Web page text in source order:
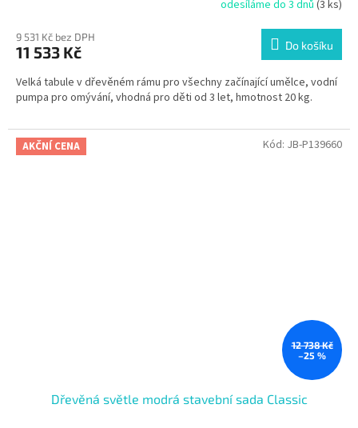
odesíláme do 3 dnů (3 ks)
9 531 Kč bez DPH
11 533 Kč Do košíku
Velká tabule v dřevěném rámu pro všechny začínající umělce, vodní
pumpa pro omývání, vhodná pro děti od 3 let, hmotnost 20 kg.
AKČNÍ CENA
12 738 Kč
–25 %
Dřevěná světle modrá stavební sada Classic
Kód: JB-P139660